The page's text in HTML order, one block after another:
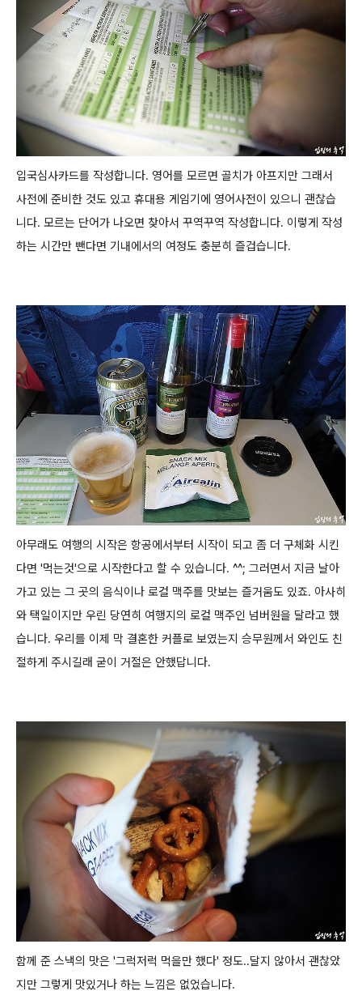
입국심사카드를 작성합니다. 영어를 모르면 골치가 아프지만 그래서
사전에 준비한 것도 있고 휴대용 게임기에 영어사전이 있으니 괜찮습
니다. 모르는 단어가 나오면 찾아서 꾸역꾸역 작성합니다. 이렇게 작성
하는 시간만 뺀다면 기내에서의 여정도 충분히 즐겁습니다.
아무래도 여행의 시작은 항공에서부터 시작이 되고 좀 더 구체화 시킨
다면 '먹는것'으로 시작한다고 할 수 있습니다. ^^; 그러면서 지금 날아
가고 있는 그 곳의 음식이나 로컬 맥주를 맛보는 즐거움도 있죠. 아사히
와 택일이지만 우린 당연히 여행지의 로컬 맥주인 넘버원을 달라고 했
습니다. 우리를 이제 막 결혼한 커플로 보였는지 승무원께서 와인도 친
절하게 주시길래 굳이 거절은 안했답니다.
함께 준 스낵의 맛은 '그럭저럭 먹을만 했다' 정도..달지 않아서 괜찮았
지만 그렇게 맛있거나 하는 느낌은 없었습니다.